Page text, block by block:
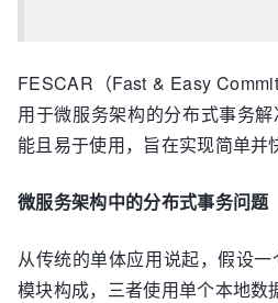
FESCAR（Fast & Easy
用于微服务架构的分布式事务
能且易于使用，旨在实现简单并
微服务架构中的分布式事务问题
从传统的单体应用说起，假设
模块构成，三者使用单个本地数